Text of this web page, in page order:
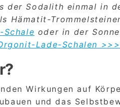
der Sodalith einmal in
Hämatit-
Schale oder in der
Lade-Schalen >>>
Wirkungen auf
und das